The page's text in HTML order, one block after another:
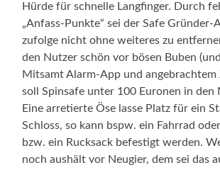
Hürde für schnelle Langfinger. Durch
„Anfass-Punkte“ sei der Safe Gründer-
zufolge nicht ohne weiteres zu
den Nutzer schön vor bösen Buben
Mitsamt Alarm-App und angebrachtem
soll Spinsafe unter 100 Euronen in den
Eine arretierte Öse lasse Platz für ein
Schloss, so kann bspw. ein Fahrrad
bzw. ein Rucksack befestigt werden.
noch aushält vor Neugier, dem sei das